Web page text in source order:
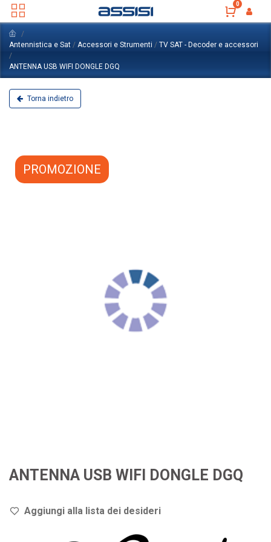
0
Antennistica e Sat / Accessori e Strumenti / TV SAT - Decoder e accessori
/
ANTENNA USB WIFI DONGLE DGQ
Torna indietro
PROMOZIONE
ANTENNA USB WIFI DONGLE DGQ
Aggiungi alla lista dei desideri